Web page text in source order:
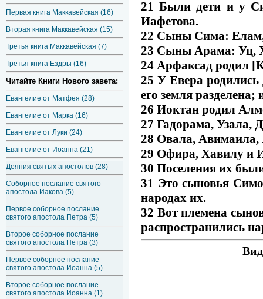
Первая книга Маккавейская (16)
Вторая книга Маккавейская (15)
Третья книга Маккавейская (7)
Третья книга Ездры (16)
Читайте Книги Нового завета:
Евангелие от Матфея (28)
Евангелие от Марка (16)
Евангелие от Луки (24)
Евангелие от Иоанна (21)
Деяния святых апостолов (28)
Соборное послание святого
апостола Иакова (5)
Первое соборное послание
святого апостола Петра (5)
Второе соборное послание
святого апостола Петра (3)
Первое соборное послание
святого апостола Иоанна (5)
Второе соборное послание
святого апостола Иоанна (1)
21 Были дети и у
Иафетова.
22 Сыны Сима:
23 Сыны Арама: Уц,
24 Арфаксад родил
25 У Евера
его земля
26 Иоктан родил
27 Гадорама, Узала,
28 Овала, Авимаила,
29 Офира, Хавилу и
30 Поселения их
31 Это сыновья
народах их.
32 Вот племена
распространились